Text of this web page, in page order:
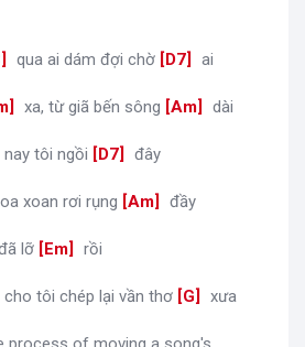
qua ai dám đợi chờ [D7 ai
xa, từ giã bến sông [Am dài
tôi ngồi [D7 đây
xoan rơi rụng [Am đầy
lỡ [Em rồi
cho tôi chép lại vần thơ [G xưa